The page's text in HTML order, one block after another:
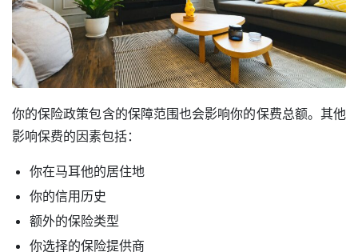
你的保险政策包含的保障范围也会影响你的保费总额。其他
影响保费的因素包括：
你在马耳他的居住地
你的信用历史
额外的保险类型
你选择的保险提供商